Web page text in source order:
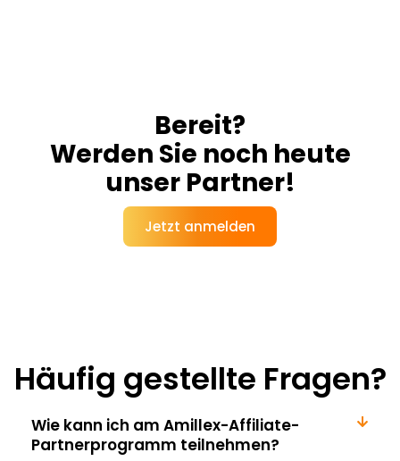
Bereit?
Werden Sie noch heute
unser Partner!
Jetzt anmelden
Häufig gestellte Fragen?
Wie kann ich am Amillex-Affiliate-
Partnerprogramm teilnehmen?